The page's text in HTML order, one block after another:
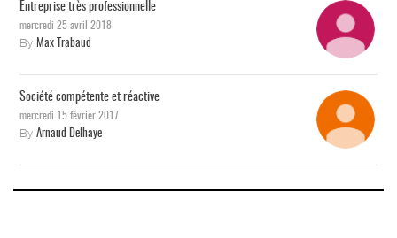
Entreprise très professionnelle
mercredi 25 avril 2018
By Max Trabaud
Société compétente et réactive
mercredi 15 février 2017
By Arnaud Delhaye